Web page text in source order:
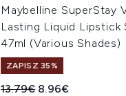
Maybelline SuperStay
Lasting Liquid Lipstick
47ml (Various Shades)
ZAPISZ 35%
Sugerowana cena
13.79€ Aktualna cena:
8.96€